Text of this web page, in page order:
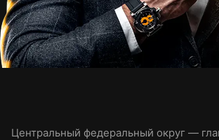
Центральный федеральный округ —